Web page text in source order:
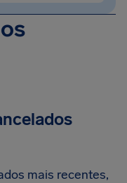
mais recentes,